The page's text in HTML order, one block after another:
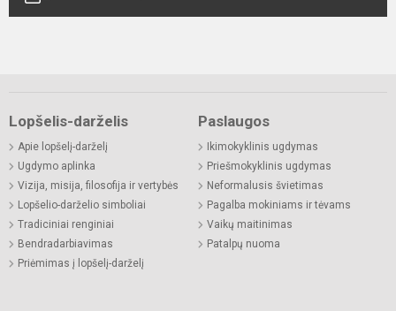
Lopšelis-darželis
Apie lopšelį-darželį
Ugdymo aplinka
Vizija, misija, filosofija ir vertybės
Lopšelio-darželio simboliai
Tradiciniai renginiai
Bendradarbiavimas
Priėmimas į lopšelį-darželį
Paslaugos
Ikimokyklinis ugdymas
Priešmokyklinis ugdymas
Neformalusis švietimas
Pagalba mokiniams ir tėvams
Vaikų maitinimas
Patalpų nuoma